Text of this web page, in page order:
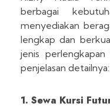
berbagai
menyediakan
lengkap dan
jenis
penjelasan detailnya:
1. Sewa Kursi